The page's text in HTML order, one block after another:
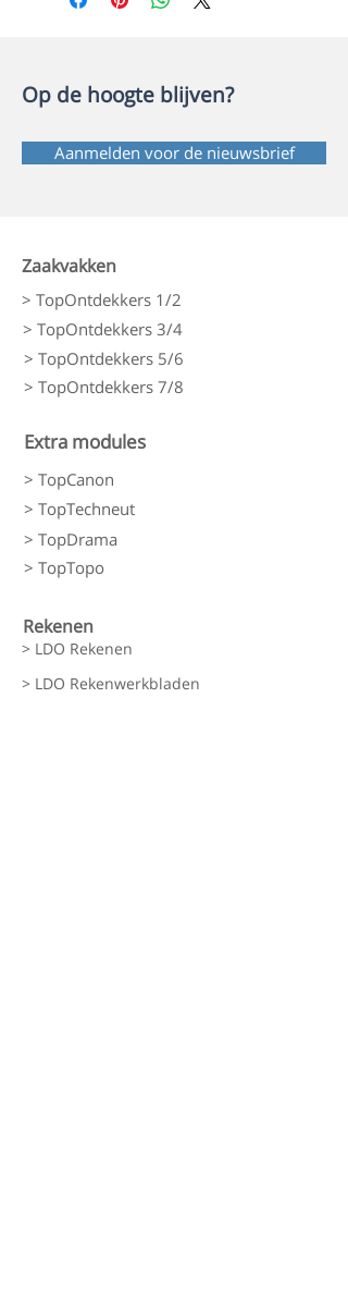
Op de hoogte blijven?
Aanmelden voor de nieuwsbrief
Zaakvakken
> TopOntdekkers 1/2
> TopOntdekkers 3/4
> TopOntdekkers 5/6
> TopOntdekkers 7/8
Extra modules
> TopCanon
> TopTechneut
> TopDrama
> TopTopo
Rekenen
> LDO Rekenen
> LDO Rekenwerkbladen